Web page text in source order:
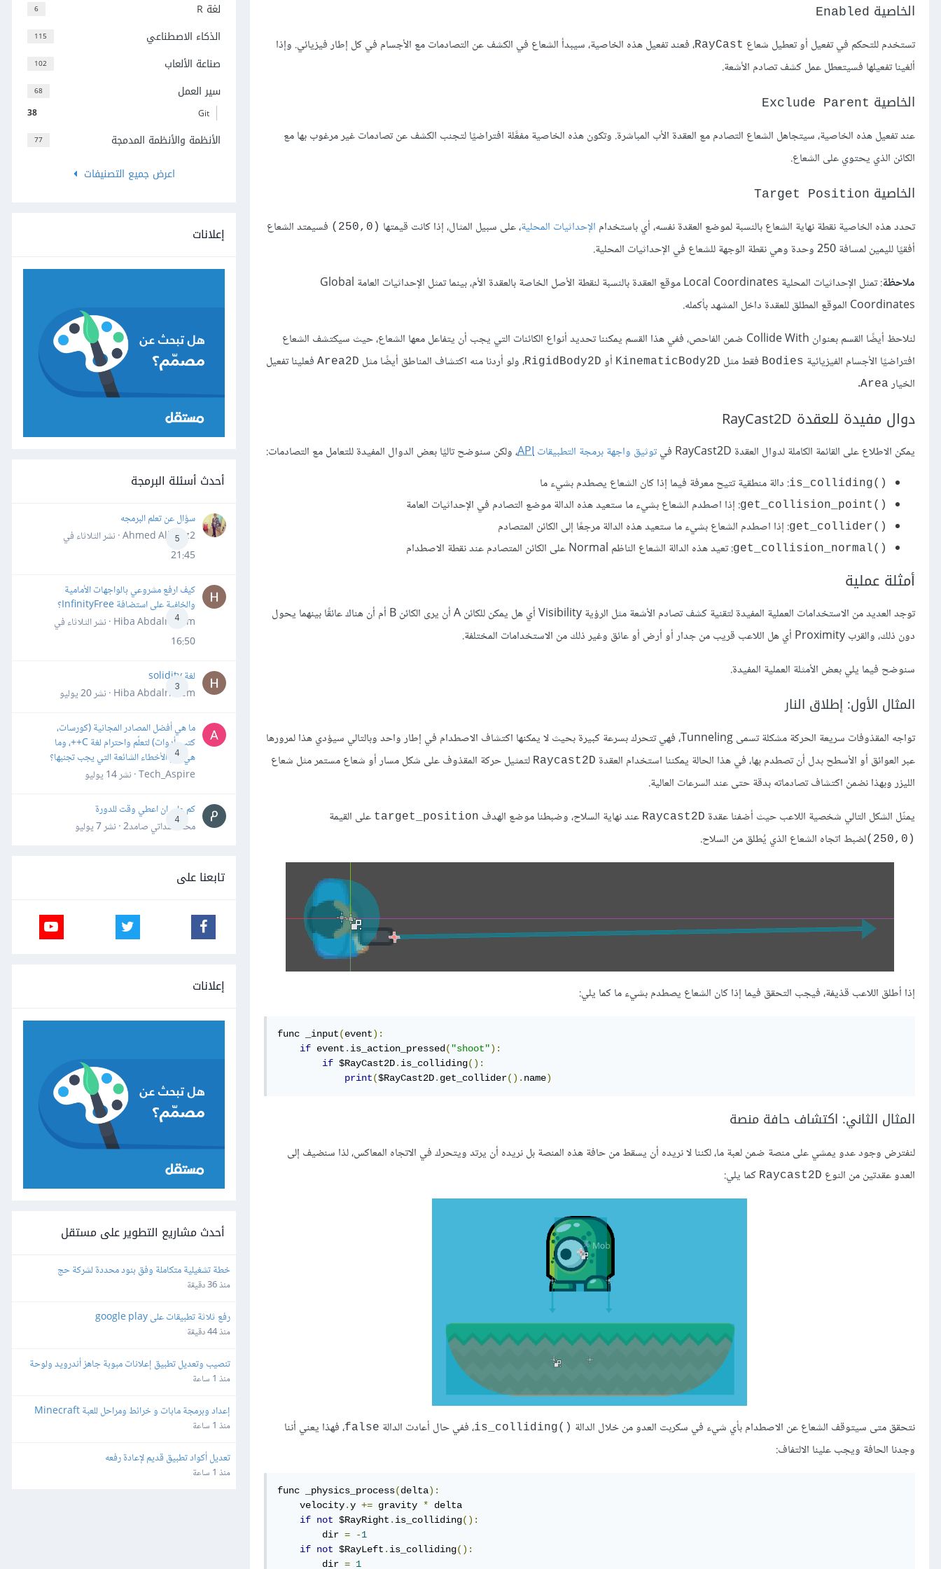
الخاصية Enabled
تستخدم للتحكم في تفعيل أو تعطيل شعاع RayCast، فعند تفعيل هذه الخاصية، سيبدأ الشعاع في الكشف عن التصادمات مع الأجسام في كل إطار فيزيائي. وإذا
ألغينا تفعيلها فسيتعطل عمل كشف تصادم الأشعة.
الخاصية Exclude Parent
عند تفعيل هذه الخاصية، سيتجاهل الشعاع التصادم مع العقدة الأب المباشرة. وتكون هذه الخاصية مفعَّلة افتراضيًا لتجنب الكشف عن تصادمات غير مرغوب بها مع
الكائن الذي يحتوي على الشعاع.
الخاصية Target Position
تحدد هذه الخاصية نقطة نهاية الشعاع بالنسبة لموضع العقدة نفسه، أي باستخدام الإحداثيات المحلية، على سبيل المثال، إذا كانت قيمتها (250,0)
فسيمتد الشعاع
أفقيًا لليمين لمسافة 250 وحدة وهي نقطة الوجهة للشعاع في الإحداثيات المحلية.
ملاحظة
: تمثل الإحداثيات المحلية Local Coordinates موقع العقدة بالنسبة لنقطة الأصل الخاصة بالعقدة الأم، بينما تمثل الإحداثيات العامة Global
Coordinates الموقع المطلق للعقدة داخل المشهد بأكمله.
لنلاحظ أيضًا القسم بعنوان Collide With ضمن الفاحص، ففي هذا القسم يمكننا تحديد أنواع الكائنات التي يجب أن يتفاعل معها الشعاع، حيث سيكتشف الشعاع
افتراضيًا الأجسام الفيزيائية Bodies فقط مثل KinematicBody2D أو RigidBody2D، ولو أردنا منه اكتشاف المناطق أيضًا مثل Area2D فعلينا تفعيل
الخيار Area
.
دوال مفيدة للعقدة RayCast2D
يمكن الاطلاع على القائمة الكاملة لدوال العقدة RayCast2D في توثيق واجهة برمجة التطبيقاتAPI، ولكن سنوضح تاليًا بعض الدوال المفيدة للتعامل مع التصادمات:
is_colliding()‎: دالة منطقية تتيح معرفة فيما إذا كان الشعاع يصطدم بشيء ما
get_collision_point()‎: إذا اصطدم الشعاع بشيء ما ستعيد هذه الدالة موضع التصادم في الإحداثيات العامة
get_collider()‎: إذا اصطدم الشعاع بشيء ما ستعيد هذه الدالة مرجعًا إلى الكائن المتصادم
get_collision_normal()‎: تعيد هذه الدالة الشعاع الناظم Normal على الكائن المتصادم عند نقطة الاصطدام
أمثلة عملية
توجد العديد من الاستخدامات العملية المفيدة لتقنية كشف تصادم الأشعة مثل الرؤية Visibility أي هل يمكن للكائن A أن يرى الكائن B أم أن هناك عائقًا بينهما يحول
دون ذلك، والقرب Proximity أي هل اللاعب قريب من جدار أو أرض أو عائق وغير ذلك من الاستخدامات المختلفة.
سنوضح فيما يلي بعض الأمثلة العملية المفيدة.
المثال الأول: إطلاق النار
تواجه المقذوفات سريعة الحركة مشكلة تسمى Tunneling، فهي تتحرك بسرعة كبيرة بحيث لا يمكنها اكتشاف الاصطدام في إطار واحد وبالتالي سيؤدي هذا لمرورها
عبر العوائق أو الأسطح بدل أن تصطدم بها، في هذا الحالة يمكننا استخدام العقدة Raycast2D لتمثيل حركة المقذوف على شكل مسار أو شعاع مستمر مثل شعاع
الليزر وبهذا نضمن اكتشاف تصادماته بدقة حتى عند السرعات العالية.
يمثّل الشكل التالي شخصية اللاعب حيث أضفنا عقدة Raycast2D عند نهاية السلاح، وضبطنا موضع الهدف target_position على القيمة
(250,0) لضبط اتجاه الشعاع الذي يُطلق من السلاح.
إذا أطلق اللاعب قذيفة، فيجب التحقق فيما إذا كان الشعاع يصطدم بشيء ما كما يلي:
func _input(event):
if event . is_action_pressed( "shoot"):
if $RayCast2D. is_colliding():
print($RayCast2D. get_collider(). name)
المثال الثاني: اكتشاف حافة منصة
لنفترض وجود عدو يمشي على منصة ضمن لعبة ما، لكننا لا نريده أن يسقط من حافة هذه المنصة بل نريده أن يرتد ويتحرك في الاتجاه المعاكس، لذا سنضيف إلى
العدو عقدتين من النوع Raycast2D كما يلي:
نتحقق متى سيتوقف الشعاع عن الاصطدام بأي شيء في سكربت العدو من خلال الدالة ()is_colliding ، ففي حال أعادت الدالة false، فهذا يعني أننا
وجدنا الحافة ويجب علينا الالتفاف:
func _physics_process(delta):
    velocity
.y += gravity * delta
if not $RayRight . is_colliding():
        dir
= -1
if not $RayLeft . is_colliding():
        dir
= 1
6 لغة R
115 الذكاء الاصطناعي
102 صناعة الألعاب
68 سير العمل
38 Git
77
الأنظمة والأنظمة المدمجة
اعرض جميع التصنيفات
إعلانات
أحدث أسئلة البرمجة
5
سؤال عن تعلم البرمجه
Ahmed Alhafiz2 · نشر
الثلاثاء في
21:45
4
كيف ارفع مشروعي بالواجهات الأمامية
والخلفية على استضافة InfinityFree؟
Hiba Abdalrheem · نشر
الثلاثاء في
16:50
3
لغة solidity
Hiba Abdalrheem · نشر
20 يوليو
4
ما هي أفضل المصادر المجانية (كورسات،
كتب، أدوات) لتعلّم واحترام لغة C++، وما
هي أهم الأخطاء الشائعة التي يجب تجنبها؟
Tech_Aspire · نشر
14 يوليو
4
كم علي ان اعطي وقت للدورة
محمد سداتي صامد2 · نشر
7 يوليو
تابعنا على
إعلانات
أحدث مشاريع التطوير على مستقل
خطة تشغيلية متكاملة وفق بنود محددة لشركة حج
منذ 36 دقيقة
رفع ثلاثة تطبيقات على google play
منذ 44 دقيقة
تحكم منصة سوقنا
منذ 1 ساعة
إعداد وبرمجة مابات و خرائط ومراحل للعبة Minecraft
منذ 1 ساعة
تعديل أكواد تطبيق قديم لإعادة رفعه
منذ 1 ساعة